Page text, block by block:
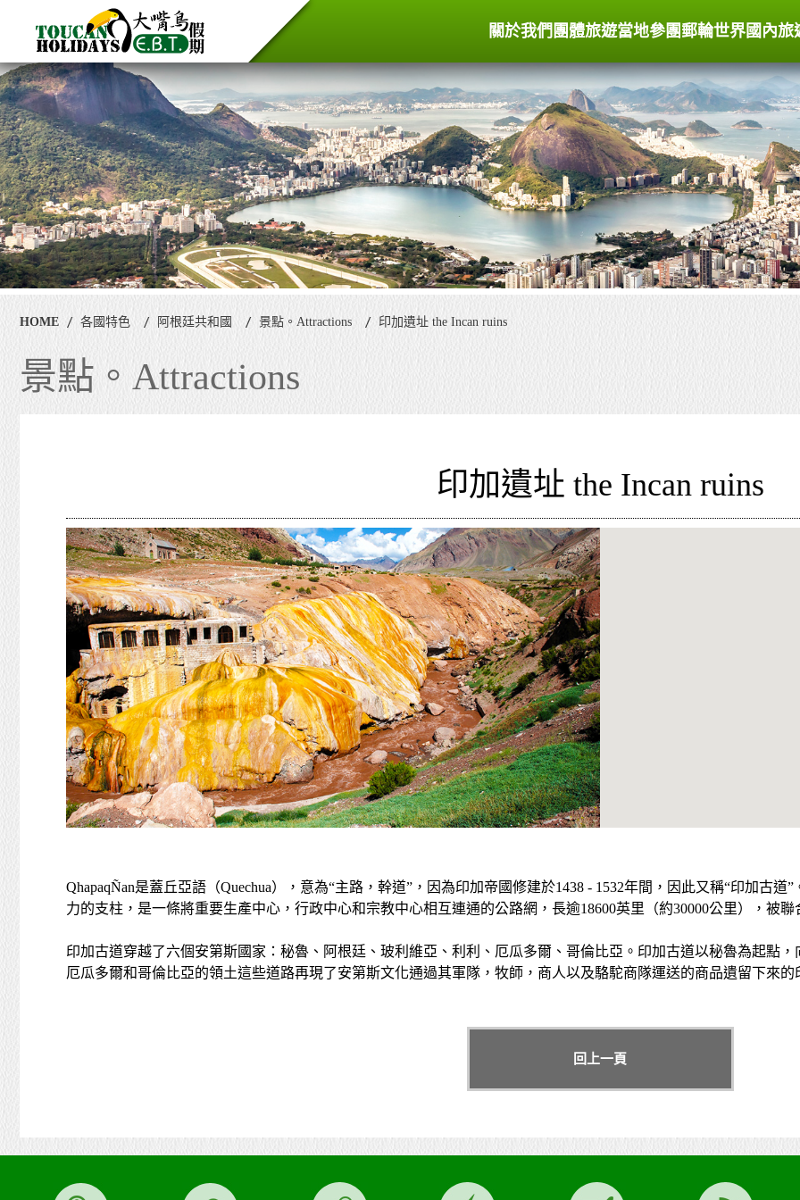
關於我們 團體旅遊當地參團 郵輪世界國內旅
HOME 各國特色 阿根廷共和國 景點。Attractions 印加遺址 the Incan ruins
景點。Attractions
印加遺址 the Incan ruins
QhapaqÑan是蓋丘亞語（Quechua），意為“主路，幹道”，因為印加帝國修建於1438 - 1532年間，因此又稱“印加古
力的支柱，是一條將重要生產中心，行政中心和宗教中心相互連通的公路網，長逾18600英里（約30000公里），被
印加古道穿越了六個安第斯國家：秘魯、阿根廷、玻利維亞、利利、厄瓜多爾、哥倫比亞。印加古道以秘魯為起點
厄瓜多爾和哥倫比亞的領土這些道路再現了安第斯文化通過其軍隊，牧師，商人以及駱駝商隊運送的商品遺留下來的
回上一頁